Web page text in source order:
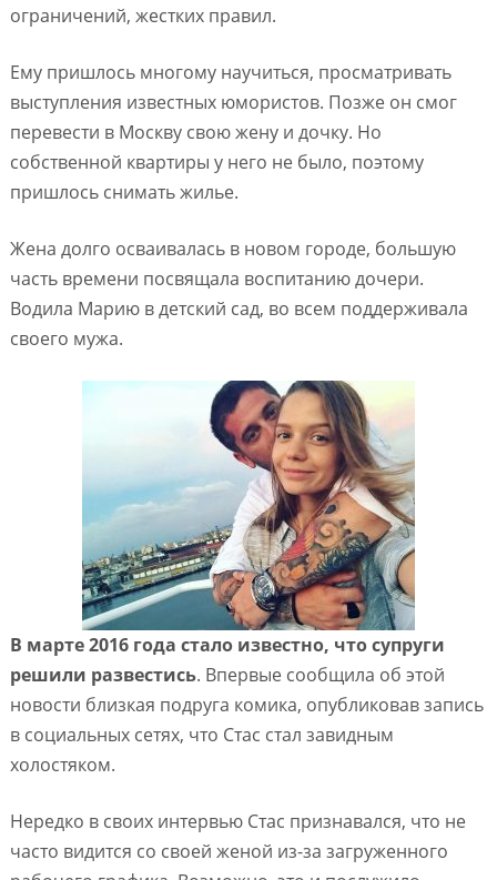
ограничений, жестких правил.
Ему пришлось многому научиться, просматривать
выступления известных юмористов. Позже он смог
перевести в Москву свою жену и дочку. Но
собственной квартиры у него не было, поэтому
пришлось снимать жилье.
Жена долго осваивалась в новом городе, большую
часть времени посвящала воспитанию дочери.
Водила Марию в детский сад, во всем поддерживала
своего мужа.
В марте 2016 года стало известно, что супруги
решили развестись. Впервые сообщила об этой
новости близкая подруга комика, опубликовав запись
в социальных сетях, что Стас стал завидным
холостяком.
Нередко в своих интервью Стас признавался, что не
часто видится со своей женой из-за загруженного